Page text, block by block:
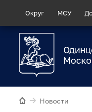
Округ МСУ
Новости